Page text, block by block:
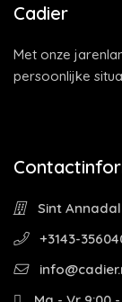
Cadier
Met onze
persoonlijke
Sint
+3143-